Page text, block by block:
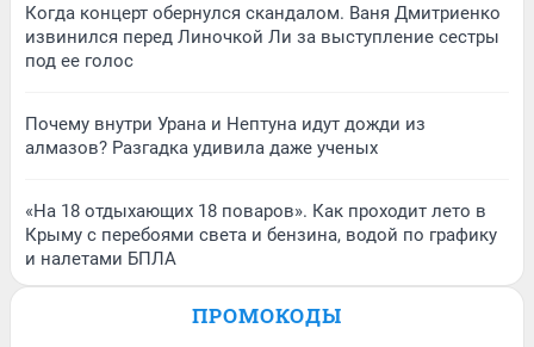
Когда концерт обернулся скандалом. Ваня Дмитриенко
извинился перед Линочкой Ли за выступление сестры
под ее голос
Почему внутри Урана и Нептуна идут дожди из
алмазов? Разгадка удивила даже ученых
«На 18 отдыхающих 18 поваров». Как проходит лето в
Крыму с перебоями света и бензина, водой по графику
и налетами БПЛА
ПРОМОКОДЫ